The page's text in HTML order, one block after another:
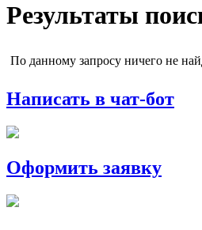
Результаты
По данному запросу ничего не
Написать в чат-бот
Оформить заявку